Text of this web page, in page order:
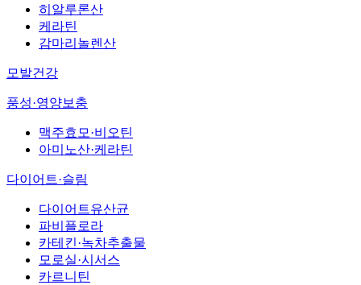
히알루론산
케라틴
감마리놀렌산
모발건강
풍성·영양보충
맥주효모·비오틴
아미노산·케라틴
다이어트·슬림
다이어트유산균
파비플로라
카테킨·녹차추출물
모로실·시서스
카르니틴